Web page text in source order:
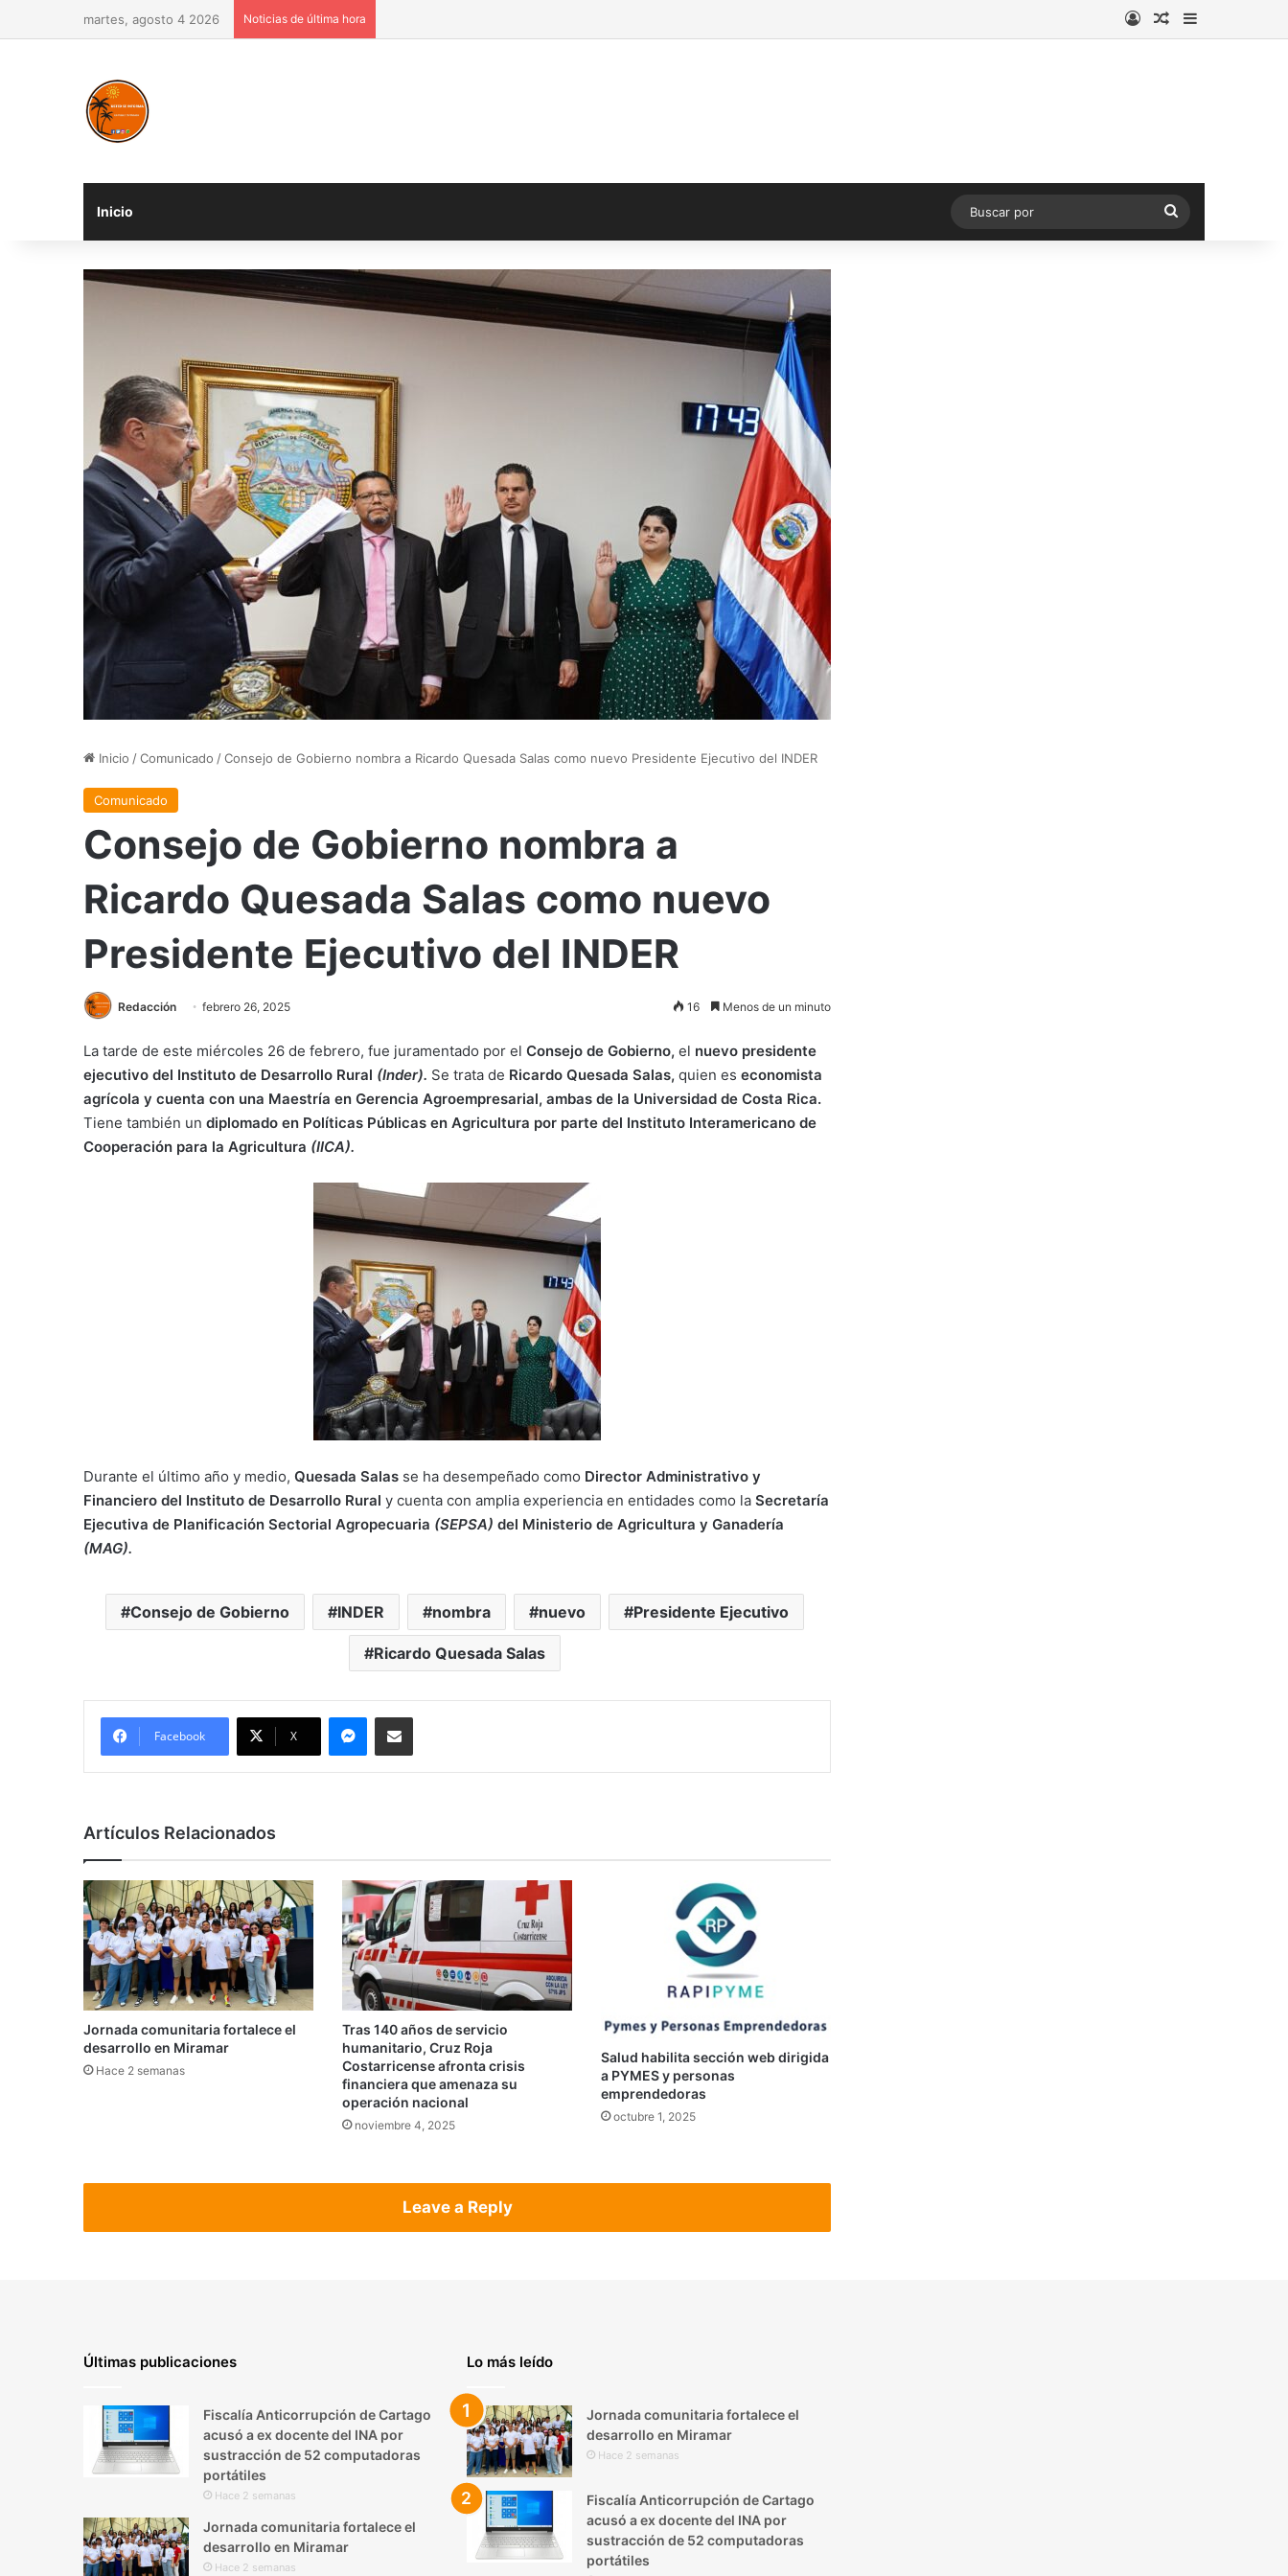
martes, agosto 4 2026 Noticias de última hora AccesoPublicación al
Barra lateral
Inicio
Buscar
por
Inicio /Comunicado /Consejo de Gobierno nombra a Ricardo Quesada Salas como nuevo Presidente Ejecutivo del INDER
Comunicado
Consejo de Gobierno nombra a
Ricardo Quesada Salas como nuevo
Presidente Ejecutivo del INDER
Redacción febrero 26, 2025 16 Menos de un minuto
La tarde de este miércoles 26 de febrero, fue juramentado por el Consejo de Gobierno, el nuevo presidente
ejecutivo del Instituto de Desarrollo Rural (Inder). Se trata de Ricardo Quesada Salas, quien es economista
agrícola y cuenta con una Maestría en Gerencia Agroempresarial, ambas de la Universidad de Costa Rica.
Tiene también un diplomado en Políticas Públicas en Agricultura por parte del Instituto Interamericano de
Cooperación para la Agricultura (IICA).
Durante el último año y medio, Quesada Salas se ha desempeñado como Director Administrativo y
Financiero del Instituto de Desarrollo Rural y cuenta con amplia experiencia en entidades como la Secretaría
Ejecutiva de Planificación Sectorial Agropecuaria (SEPSA) del Ministerio de Agricultura y Ganadería
(MAG).
Consejo de Gobierno INDER nombra nuevo Presidente Ejecutivo
Ricardo Quesada Salas
Facebook X
MessengerCompartir por correo electrónico
Artículos Relacionados
Jornada comunitaria fortalece el
desarrollo en Miramar
Hace 2 semanas
Tras 140 años de servicio
humanitario, Cruz Roja
Costarricense afronta crisis
financiera que amenaza su
operación nacional
noviembre 4, 2025
Salud habilita sección web dirigida
a PYMES y personas
emprendedoras
octubre 1, 2025
Leave a Reply
Últimas publicaciones
Fiscalía Anticorrupción de Cartago
acusó a ex docente del INA por
sustracción de 52 computadoras
portátiles
Hace 2 semanas
Jornada comunitaria fortalece el
desarrollo en Miramar
Hace 2 semanas
Lo más leído
Jornada comunitaria fortalece el
desarrollo en Miramar
Hace 2 semanas
Fiscalía Anticorrupción de Cartago
acusó a ex docente del INA por
sustracción de 52 computadoras
portátiles